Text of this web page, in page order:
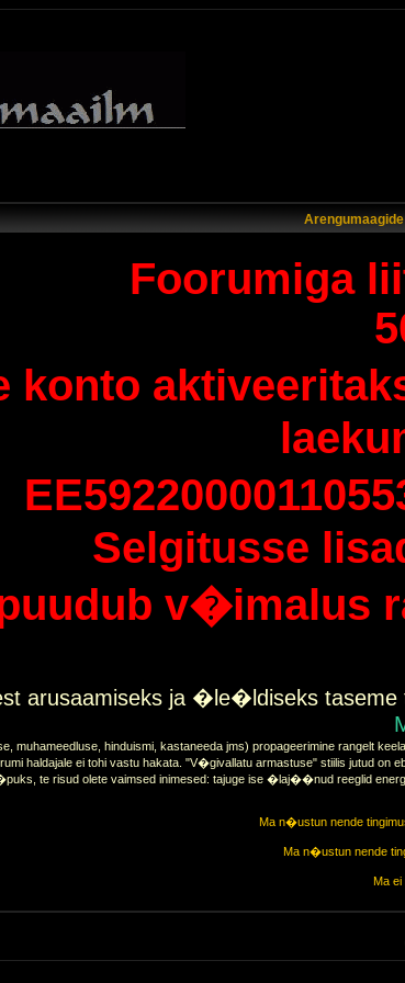
Foorumiga
konto
Selgitusse
v�imalus
arusaamiseks ja �le�ldiseks
muhameedluse, hinduismi, kastaneeda jms) propageerimine rangelt
haldajale ei tohi vastu hakata. "V�givallatu armastuse" stiilis jutud on
te risud olete vaimsed inimesed: tajuge ise �laj��nud reeglid
Ma n�ustun nende
Ma n�ustun nende
Ma